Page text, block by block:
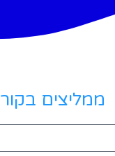
ממליצים בקור